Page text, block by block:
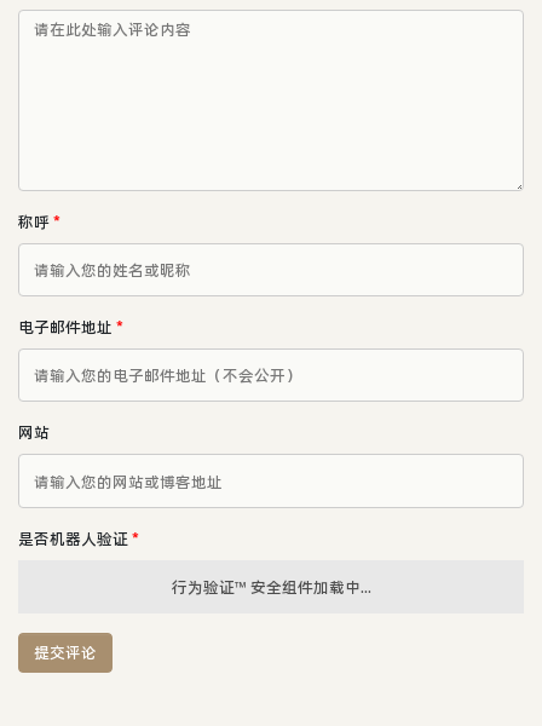
称呼*
电子邮件地址 *
网站
是否机器人验证 *
行为验证™ 安全组件加载中...
提交评论